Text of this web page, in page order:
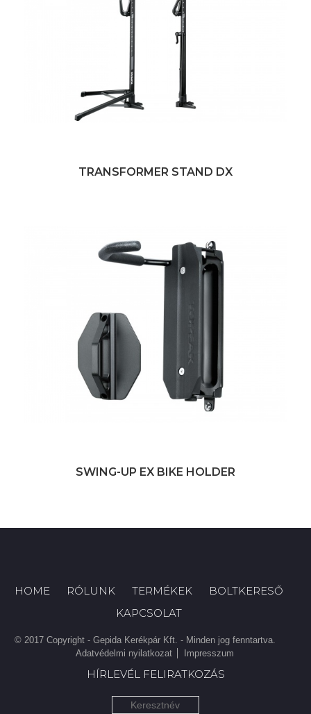
TRANSFORMER STAND DX
SWING-UP EX BIKE HOLDER
HOME RÓLUNK TERMÉKEK
BOLTKERESŐ
KAPCSOLAT
© 2017 Copyright - Gepida Kerékpár Kft. - Minden jog fenntartva.
Adatvédelmi nyilatkozat
Impresszum
HÍRLEVÉL FELIRATKOZÁS